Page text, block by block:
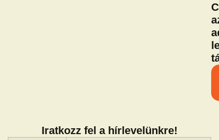
Iratkozz fel a hírlevelünkre!